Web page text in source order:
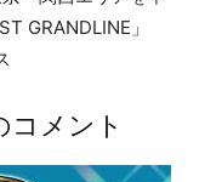
GRANDLINE」
コメント